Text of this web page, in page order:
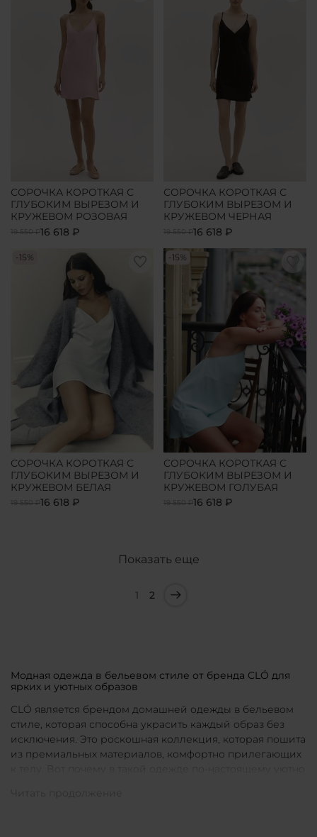
СОРОЧКА КОРОТКАЯ С
ГЛУБОКИМ ВЫРЕЗОМ И
КРУЖЕВОМ РОЗОВАЯ
19 550 ₽16 618 ₽
СОРОЧКА КОРОТКАЯ С
ГЛУБОКИМ ВЫРЕЗОМ И
КРУЖЕВОМ ЧЕРНАЯ
19 550 ₽16 618 ₽
-15%
СОРОЧКА КОРОТКАЯ С
ГЛУБОКИМ ВЫРЕЗОМ И
КРУЖЕВОМ БЕЛАЯ
19 550 ₽16 618 ₽
-15%
СОРОЧКА КОРОТКАЯ С
ГЛУБОКИМ ВЫРЕЗОМ И
КРУЖЕВОМ ГОЛУБАЯ
19 550 ₽16 618 ₽
Показать еще
1 2
Модная одежда в бельевом стиле от бренда CLÓ для
ярких и уютных образов
CLÓ является брендом домашней одежды в бельевом
стиле, которая способна украсить каждый образ без
исключения. Это роскошная коллекция, которая пошита
из премиальных материалов, комфортно прилегающих
к телу. Вот почему в такой одежде по-настоящему уютно